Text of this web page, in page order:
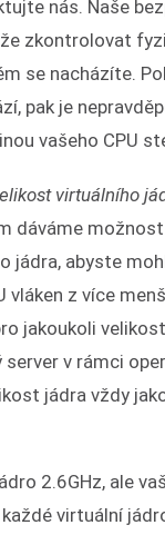
nás. Naše
zkontrolovat
se nacházíte.
pak je
vašeho CPU
virtuálního
dáváme
jádra, abyste
vláken z více
jakoukoli
server v rámci
jádra vždy
2.6GHz, ale
každé virtuální